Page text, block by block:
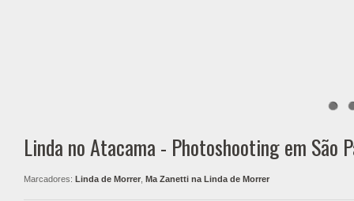
Linda no Atacama - Photoshooting em São
Marcadores: Linda de Morrer Ma Zanetti na Linda de Morrer